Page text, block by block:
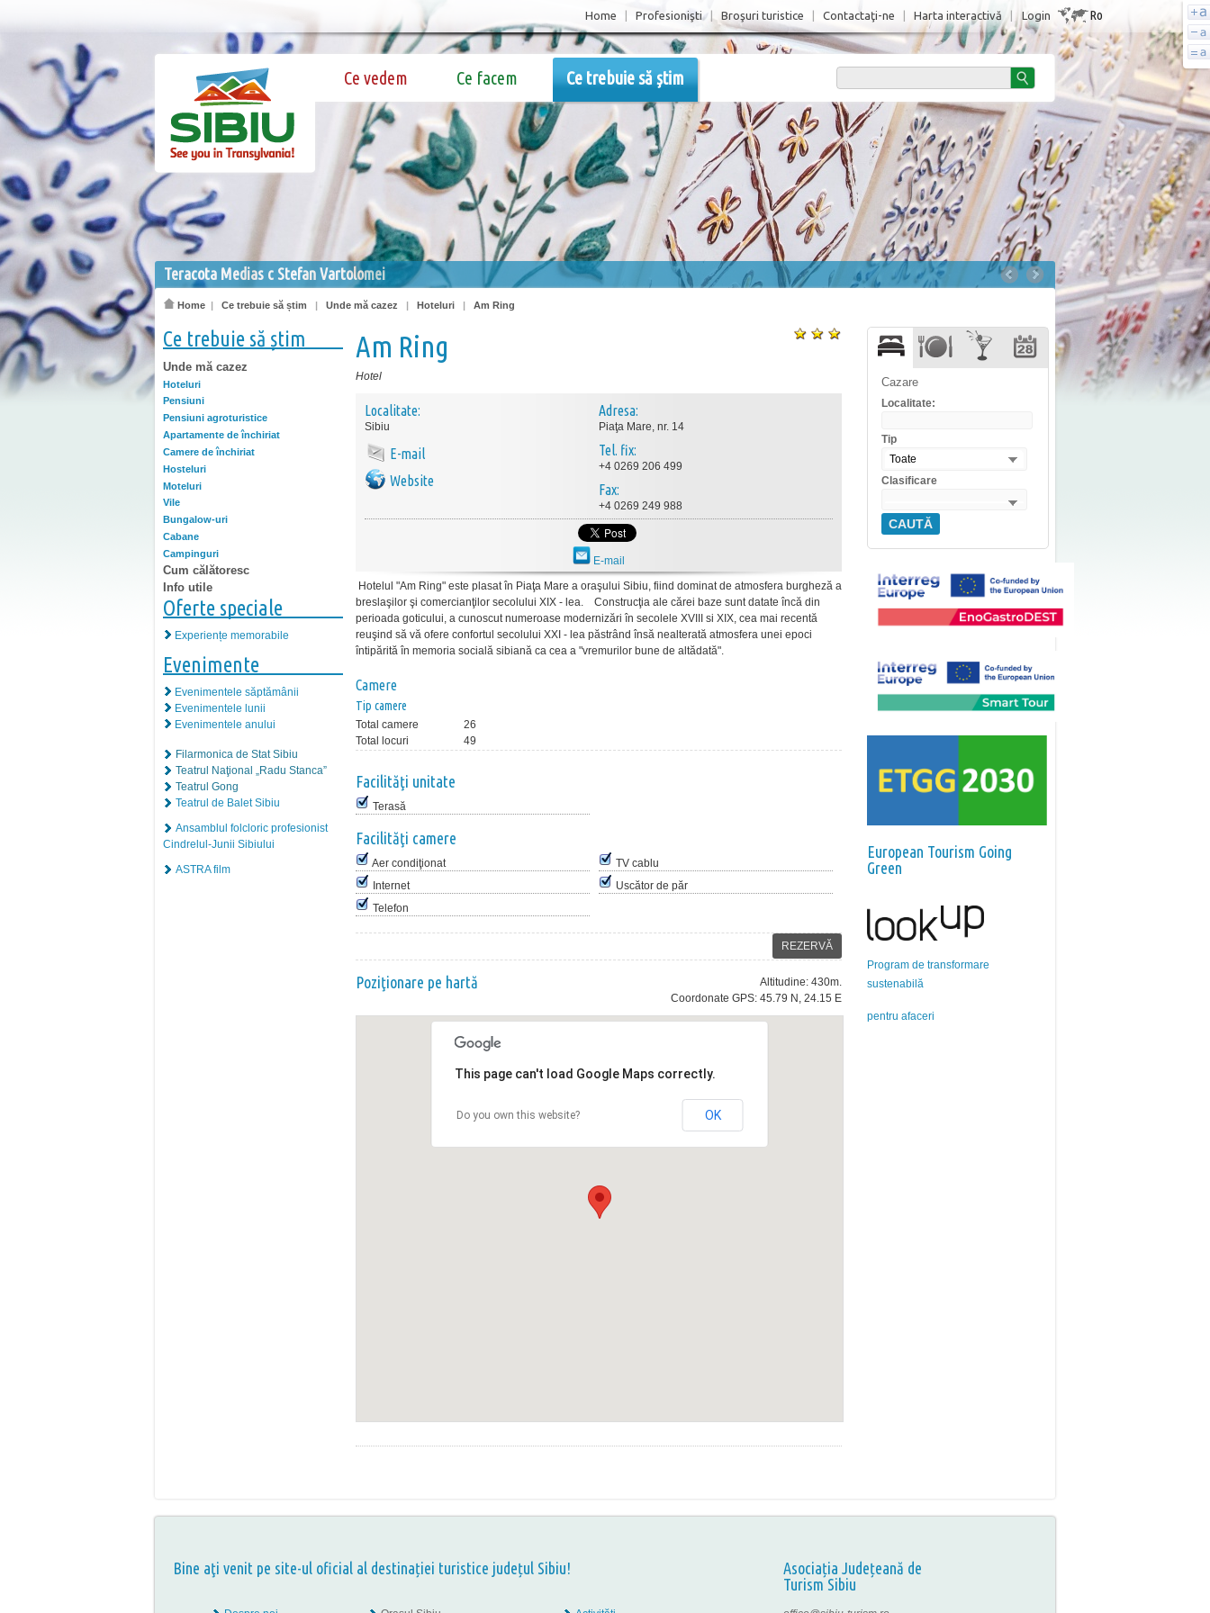
Login Ro
Home Profesionişti Broşuri turistice Contactaţi-ne Harta interactivă
Ce vedem Ce facem Ce trebuie să știm
Teracota Medias c Stefan Vartolomei
Home | Ce trebuie să știm | Unde mă cazez | Hoteluri | Am Ring
Ce trebuie să știm
Unde mă cazez
Hoteluri
Pensiuni
Pensiuni agroturistice
Apartamente de închiriat
Camere de închiriat
Hosteluri
Moteluri
Vile
Bungalow-uri
Cabane
Campinguri
Cum călătoresc
Info utile
Oferte speciale
Experiențe memorabile
Evenimente
Evenimentele săptămânii
Evenimentele lunii
Evenimentele anului
Filarmonica de Stat Sibiu
Teatrul Naţional „Radu Stanca”
Teatrul Gong
Teatrul de Balet Sibiu
Ansamblul folcloric profesionist
Cindrelul-Junii Sibiului
ASTRA film
Am Ring
Hotel
Localitate:
Sibiu
E-mail
Website
Adresa:
Piaţa Mare, nr. 14
Tel. fix:
+4 0269 206 499
Fax:
+4 0269 249 988
E-mail
Hotelul "Am Ring" este plasat în Piaţa Mare a oraşului Sibiu, fiind dominat de atmosfera burgheză a
breslaşilor şi comercianţilor secolului XIX - lea. Construcţia ale cărei baze sunt datate încă din
perioada goticului, a cunoscut numeroase modernizări în secolele XVIII si XIX, cea mai recentă
reuşind să vă ofere confortul secolului XXI - lea păstrând însă nealterată atmosfera unei epoci
întipărită în memoria socială sibiană ca cea a "vremurilor bune de altădată".
Camere
Tip camere
Total camere
26
Total locuri
49
Facilităţi unitate
Terasă
Facilităţi camere
Aer condiţionat
TV cablu
Internet
Uscător de păr
Telefon
REZERVĂ
Altitudine: 430m.
Coordonate GPS: 45.79 N, 24.15 E
Poziţionare pe hartă
This page can't load Google Maps correctly.
Do you own this website? OK
Cazare
Localitate:
Tip
Toate
Clasificare
CAUTĂ
European Tourism Going
Green
Program de transformare
sustenabilă
pentru afaceri
Bine aţi venit pe site-ul oficial al destinației turistice județul Sibiu!
Asociația Județeană de
Turism Sibiu